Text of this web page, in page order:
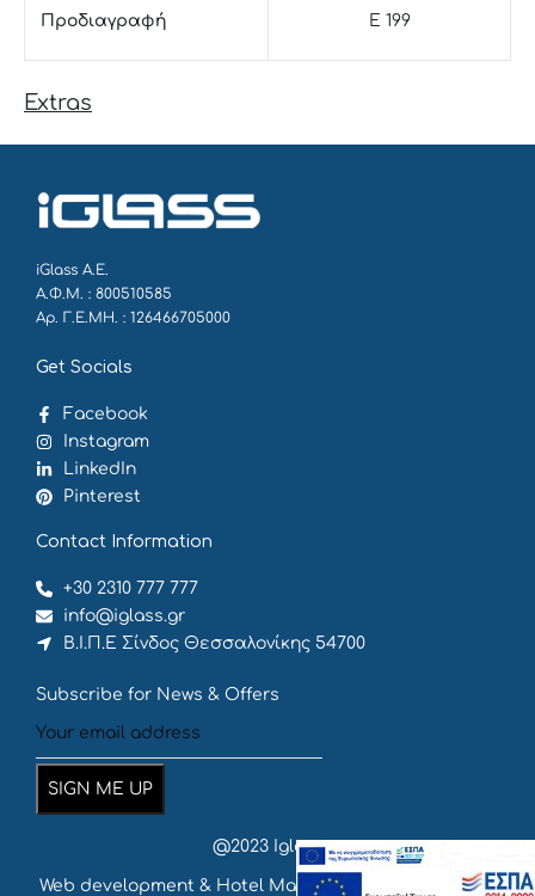
Προδιαγραφή E 199
Extras
iGlass Α.Ε.
Α.Φ.Μ. : 800510585
Αρ. Γ.Ε.ΜΗ. : 126466705000
Get Socials
Facebook
Instagram
LinkedIn
Pinterest
Contact Information
+30 2310 777 777
info@iglass.gr
Β.Ι.Π.Ε Σίνδος Θεσσαλονίκης 54700
Subscribe for News & Offers
@2023 Iglass
Web development & Hotel Marketingby { deventum}